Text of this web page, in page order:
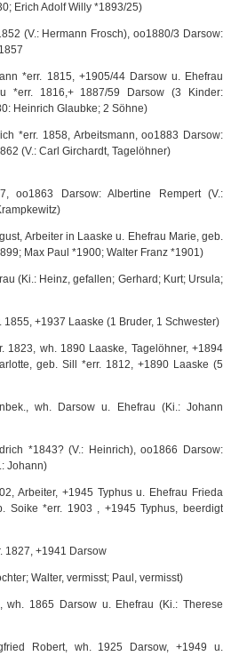
Erich Adolf Willy *1893/25)
(V.: Hermann Frosch), oo1880/3 Darsow:
*err. 1815, +1905/44 Darsow u. Ehefrau
*err. 1816,+ 1887/59 Darsow (3 Kinder:
Heinrich Glaubke; 2 Söhne)
*err. 1858, Arbeitsmann, oo1883 Darsow:
(V.: Carl Girchardt, Tagelöhner)
oo1863 Darsow: Albertine Rempert (V.:
Arbeiter in Laaske u. Ehefrau Marie, geb.
Max Paul *1900; Walter Franz *1901)
(Ki.: Heinz, gefallen; Gerhard; Kurt; Ursula;
1855, +1937 Laaske (1 Bruder, 1 Schwester)
1823, wh. 1890 Laaske, Tagelöhner, +1894
geb. Sill *err. 1812, +1890 Laaske (5
wh. Darsow u. Ehefrau (Ki.: Johann
*1843? (V.: Heinrich), oo1866 Darsow:
Johann)
Arbeiter, +1945 Typhus u. Ehefrau Frieda
Soike *err. 1903 , +1945 Typhus, beerdigt
1827, +1941 Darsow
Walter, vermisst; Paul, vermisst)
wh. 1865 Darsow u. Ehefrau (Ki.: Therese
Robert, wh. 1925 Darsow, +1949 u.